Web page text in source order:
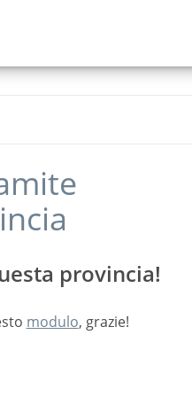
provincia!
modulo, grazie!